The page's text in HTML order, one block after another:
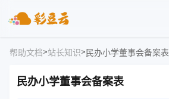
帮助文档>站长知识>民办小学董事会备案表
民办小学董事会备案表